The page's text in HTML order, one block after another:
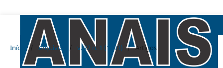
Início / Arquivos / v. 22 n. 1 (1993) / Artigos